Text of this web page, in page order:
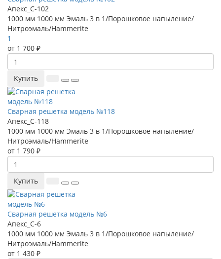
Апекс_С-102
1000 мм 1000 мм Эмаль 3 в 1/Порошковое напыление/
Нитроэмаль/Hammerite
1
от 1 700 ₽
Купить
Сварная решетка модель №118
Апекс_С-118
1000 мм 1000 мм Эмаль 3 в 1/Порошковое напыление/
Нитроэмаль/Hammerite
от 1 790 ₽
Купить
Сварная решетка модель №6
Апекс_С-6
1000 мм 1000 мм Эмаль 3 в 1/Порошковое напыление/
Нитроэмаль/Hammerite
от 1 430 ₽